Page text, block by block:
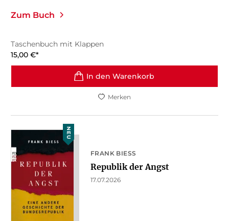
Zum Buch
Taschenbuch mit Klappen
15,00 €*
In den Warenkorb
Merken
NEU
FRANK BIESS
Republik der Angst
17.07.2026